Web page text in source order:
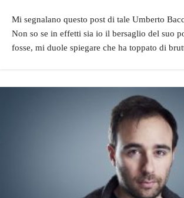
Mi segnalano questo post di tale Umberto
Non so se in effetti sia io il bersaglio del suo
fosse, mi duole spiegare che ha toppato di